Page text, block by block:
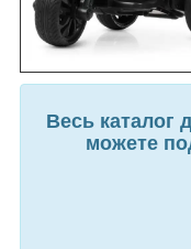
Весь каталог
можете